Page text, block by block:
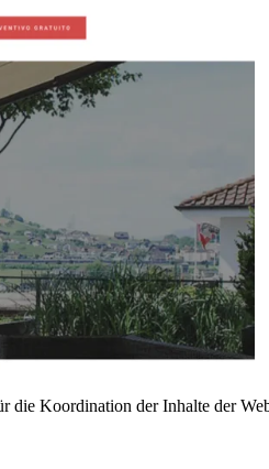
die Koordination der Inhalte der